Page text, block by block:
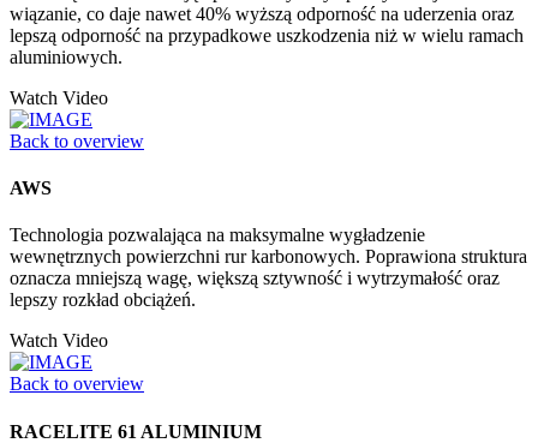
wiązanie, co daje nawet 40% wyższą odporność na uderzenia oraz
lepszą odporność na przypadkowe uszkodzenia niż w wielu ramach
aluminiowych.
Watch Video
Back to overview
AWS
Technologia pozwalająca na maksymalne wygładzenie
wewnętrznych powierzchni rur karbonowych. Poprawiona struktura
oznacza mniejszą wagę, większą sztywność i wytrzymałość oraz
lepszy rozkład obciążeń.
Watch Video
Back to overview
RACELITE 61 ALUMINIUM